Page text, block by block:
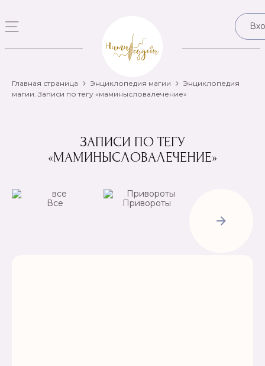
Главная страница Энциклопедия магии
Энциклопедия
магии. Записи по тегу «маминысловалечение»
ЗАПИСИ ПО ТЕГУ
«МАМИНЫСЛОВАЛЕЧЕНИЕ»
Все
Привороты
Рассорки